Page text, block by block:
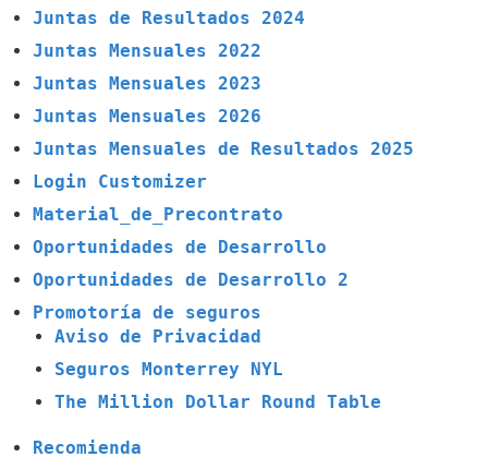
Juntas de Resultados 2024
Juntas Mensuales 2022
Juntas Mensuales 2023
Juntas Mensuales 2026
Juntas Mensuales de Resultados 2025
Login Customizer
Material_de_Precontrato
Oportunidades de Desarrollo
Oportunidades de Desarrollo 2
Promotoría de seguros
Aviso de Privacidad
Seguros Monterrey NYL
The Million Dollar Round Table
Recomienda